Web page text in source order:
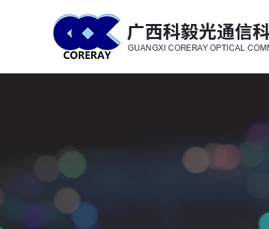
科毅光通信 - 光开关器件与设备生产销售厂商